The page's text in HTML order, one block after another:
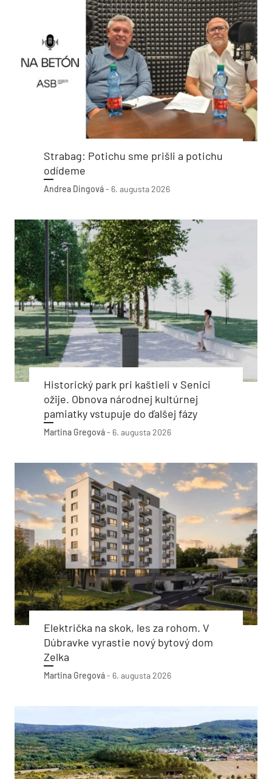
Strabag: Potichu sme prišli a potichu
odídeme
Andrea Dingová- 6. augusta 2026
Historický park pri kaštieli v Senici
ožije. Obnova národnej kultúrnej
pamiatky vstupuje do ďalšej fázy
Martina Gregová- 6. augusta 2026
Električka na skok, les za rohom. V
Dúbravke vyrastie nový bytový dom
Zelka
Martina Gregová- 6. augusta 2026